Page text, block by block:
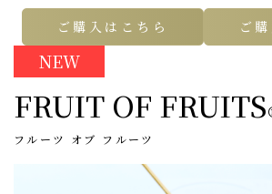
ご購入はこちら ご
NEW
FRUIT OF FRUITS
フルーツ オブ フルーツ